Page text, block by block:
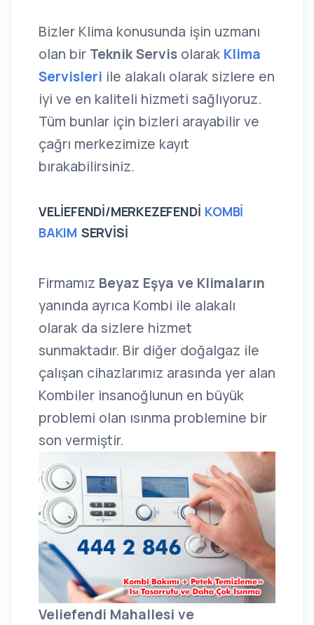
Bizler Klima konusunda işin uzmanı
olan bir Teknik Servis olarak Klima
Servisleri ile alakalı olarak sizlere en
iyi ve en kaliteli hizmeti sağlıyoruz.
Tüm bunlar için bizleri arayabilir ve
çağrı merkezimize kayıt
bırakabilirsiniz.
VELİEFENDİ/MERKEZEFENDİ KOMBİ
BAKIM SERVİSİ
Firmamız Beyaz Eşya ve Klimaların
yanında ayrıca Kombi ile alakalı
olarak da sizlere hizmet
sunmaktadır. Bir diğer doğalgaz ile
çalışan cihazlarımız arasında yer alan
Kombiler insanoğlunun en büyük
problemi olan ısınma problemine bir
son vermiştir.
Veliefendi Mahallesi ve